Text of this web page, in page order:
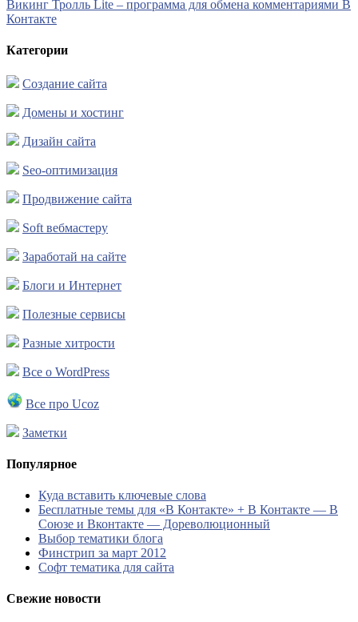
Викинг Тролль Lite – программа для обмена комментариями В
Контакте
Категории
Создание сайта
Домены и хостинг
Дизайн сайта
Seo-оптимизация
Продвижение сайта
Soft вебмастеру
Заработай на сайте
Блоги и Интернет
Полезные сервисы
Разные хитрости
Все о WordPress
Все про Ucoz
Заметки
Популярное
Куда вставить ключевые слова
Бесплатные темы для «В Контакте» + В Контакте — В
Союзе и Вконтакте — Дореволюционный
Выбор тематики блога
Финстрип за март 2012
Софт тематика для сайта
Свежие новости